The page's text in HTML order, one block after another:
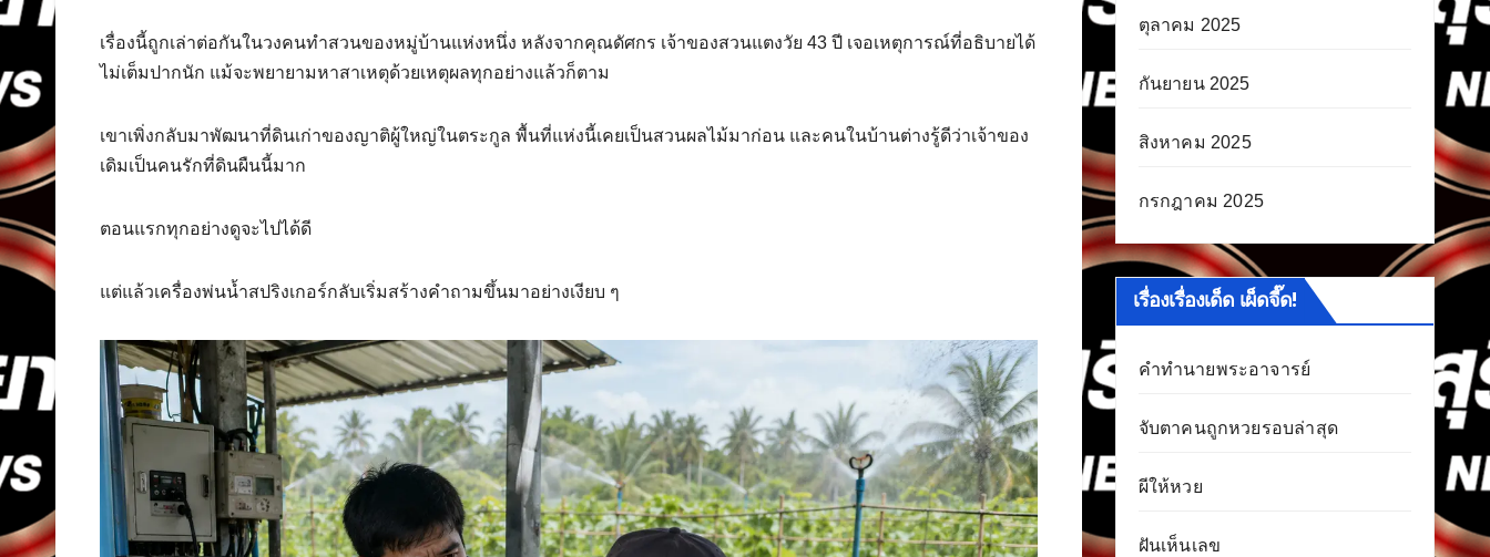
เรื่องนี้ถูกเล่าต่อกันในวงคนทำสวนของหมู่บ้านแห่งหนึ่ง หลังจากคุณดัศกร เจ้าของสวนแตงวัย 43 ปี เจอเหตุการณ์ที่อธิบายได้
ไม่เต็มปากนัก แม้จะพยายามหาสาเหตุด้วยเหตุผลทุกอย่างแล้วก็ตาม
เขาเพิ่งกลับมาพัฒนาที่ดินเก่าของญาติผู้ใหญ่ในตระกูล พื้นที่แห่งนี้เคยเป็นสวนผลไม้มาก่อน และคนในบ้านต่างรู้ดีว่าเจ้าของ
เดิมเป็นคนรักที่ดินผืนนี้มาก
ตอนแรกทุกอย่างดูจะไปได้ดี
แต่แล้วเครื่องพ่นน้ำสปริงเกอร์กลับเริ่มสร้างคำถามขึ้นมาอย่างเงียบ ๆ
ตุลาคม 2025
กันยายน 2025
สิงหาคม 2025
กรกฎาคม 2025
เรื่องเรื่องเด็ด เผ็ดจี๊ด!
คำทำนายพระอาจารย์
จับตาคนถูกหวยรอบล่าสุด
ผีให้หวย
ฝันเห็นเลข